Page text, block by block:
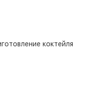
коктейля